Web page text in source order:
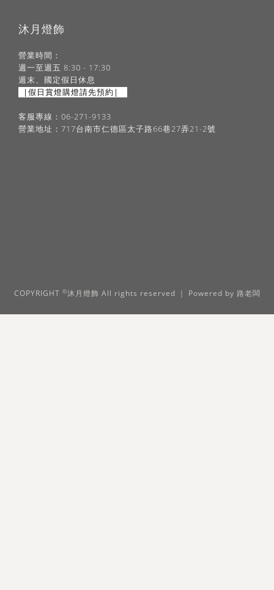
沐月燈飾
營業時間：
週一至週五 8:30 - 17:30
週末、國定假日休息
|假日賞燈購燈請先預約|
客服專線：06-271-9133
營業地址：717台南市仁德區太子路66巷27弄21-2號
COPYRIGHT ©沐月燈飾 All rights reserved ｜ Powered by 路老闆